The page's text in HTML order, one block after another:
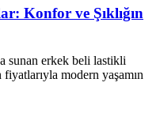
Konfor ve Şıklığın
sunan erkek beli lastikli
modern yaşamın